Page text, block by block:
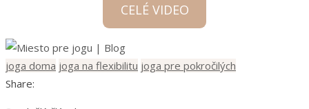
CELÉ VIDEO
joga doma joga na flexibilitu joga pre pokročilých
Share: